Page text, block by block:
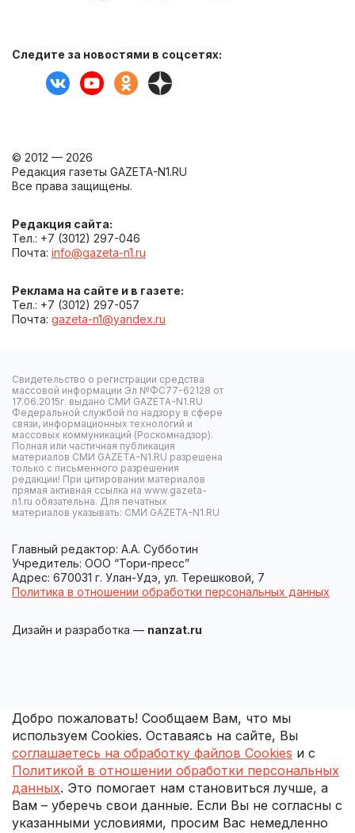
Следите за новостями в соцсетях:
© 2012 — 2026
Редакция газеты GAZETA-N1.RU
Все права защищены.
Редакция сайта:
Тел.: +7 (3012) 297-046
Почта: info@gazeta-n1.ru
Реклама на сайте и в газете:
Тел.: +7 (3012) 297-057
Почта: gazeta-n1@yandex.ru
Свидетельство о регистрации средства
массовой информации Эл №ФС77-62128 от
17.06.2015г. выдано СМИ GAZETA-N1.RU
Федеральной службой по надзору в сфере
связи, информационных технологий и
массовых коммуникаций (Роскомнадзор).
Полная или частичная публикация
материалов СМИ GAZETA-N1.RU разрешена
только с письменного разрешения
редакции! При цитировании материалов
прямая активная ссылка на www.gazeta-
n1.ru обязательна. Для печатных
материалов указывать: СМИ GAZETA-N1.RU
Главный редактор: А.А. Субботин
Учредитель: ООО “Тори-пресс”
Адрес: 670031 г. Улан-Удэ, ул. Терешковой, 7
Политика в отношении обработки персональных данных
Дизайн и разработка — nanzat.ru
Добро пожаловать! Сообщаем Вам, что мы
используем Cookies. Оставаясь на сайте, Вы
соглашаетесь на обработку файлов Cookies и с
Политикой в отношении обработки персональных
данных. Это помогает нам становиться лучше, а
Вам – уберечь свои данные. Если Вы не согласны с
указанными условиями, просим Вас немедленно